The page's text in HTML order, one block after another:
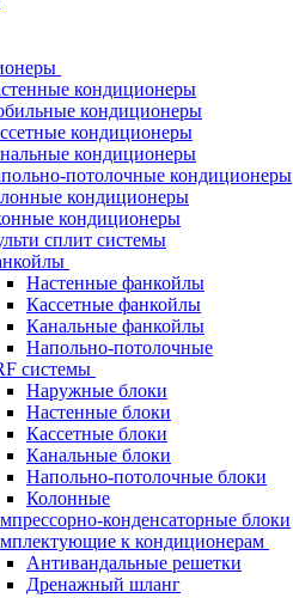
кондиционеры
кондиционеры
кондиционеры
кондиционеры
потолочные кондиционеры
кондиционеры
кондиционеры
сплит системы
Настенные фанкойлы
Кассетные фанкойлы
Канальные фанкойлы
Напольно-потолочные
системы
Наружные блоки
Настенные блоки
Кассетные блоки
Канальные блоки
Напольно-потолочные блоки
Колонные
конденсаторные блоки
к кондиционерам
Антивандальные решетки
Дренажный шланг